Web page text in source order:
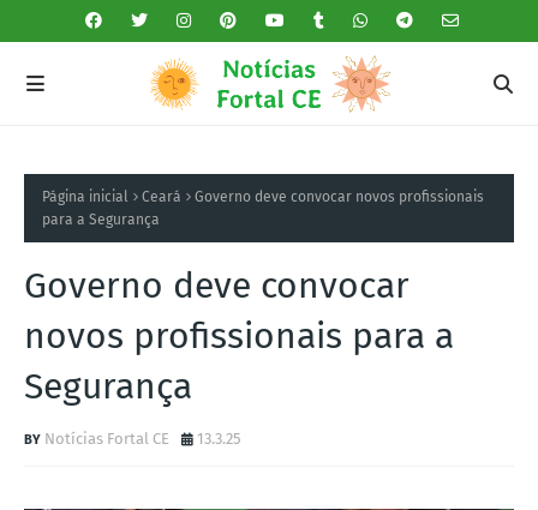
Página inicial Ceará
Governo deve convocar novos profissionais
para a Segurança
Governo deve convocar
novos profissionais para a
Segurança
Notícias Fortal CE 13.3.25